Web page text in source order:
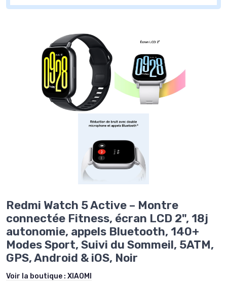
Redmi Watch 5 Active – Montre
connectée Fitness, écran LCD 2", 18j
autonomie, appels Bluetooth, 140+
Modes Sport, Suivi du Sommeil, 5ATM,
GPS, Android & iOS, Noir
Voir la boutique : XIAOMI